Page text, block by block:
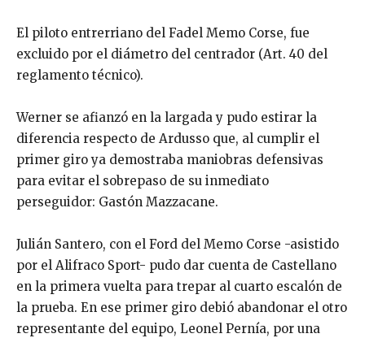
El piloto entrerriano del Fadel Memo Corse, fue
excluido por el diámetro del centrador (Art. 40 del
reglamento técnico).
Werner se afianzó en la largada y pudo estirar la
diferencia respecto de Ardusso que, al cumplir el
primer giro ya demostraba maniobras defensivas
para evitar el sobrepaso de su inmediato
perseguidor: Gastón Mazzacane.
Julián Santero, con el Ford del Memo Corse -asistido
por el Alifraco Sport- pudo dar cuenta de Castellano
en la primera vuelta para trepar al cuarto escalón de
la prueba. En ese primer giro debió abandonar el otro
representante del equipo, Leonel Pernía, por una